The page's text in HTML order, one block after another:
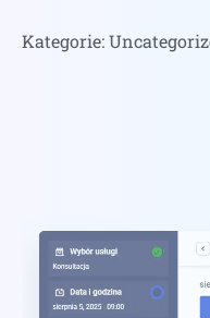
Kategorie: